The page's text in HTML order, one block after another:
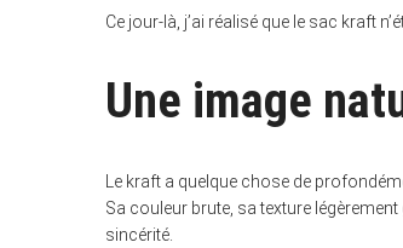
Ce jour-là, j’ai réalisé que le sac kraft
Une image
Le kraft a quelque chose de
Sa couleur brute, sa texture
sincérité.
S
c
h
: